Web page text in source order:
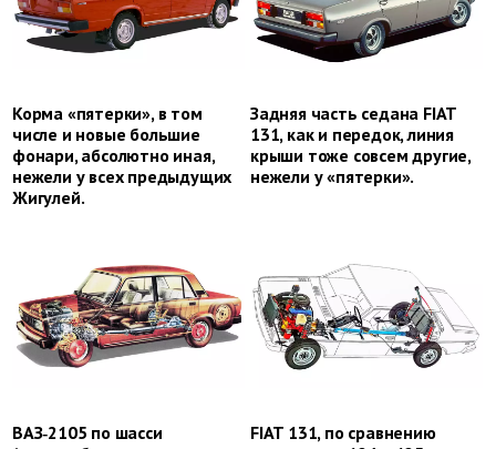
Корма «пятерки», в том
числе и новые большие
фонари, абсолютно иная,
нежели у всех предыдущих
Жигулей.
Задняя часть седана FIAT
131, как и передок, линия
крыши тоже совсем другие,
нежели у «пятерки».
ВАЗ‑2105 по шасси
FIAT 131, по сравнению